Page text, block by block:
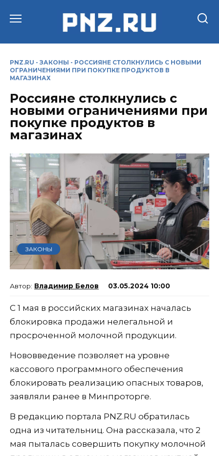
PNZ.RU - ЗАКОНЫ - РОССИЯНЕ СТОЛКНУЛИСЬ С НОВЫМИ
ОГРАНИЧЕНИЯМИ ПРИ ПОКУПКЕ ПРОДУКТОВ В
МАГАЗИНАХ
Россияне столкнулись с
новыми ограничениями при
покупке продуктов в
магазинах
ЗАКОНЫ
Владимир Белов 03.05.2024 10:00
С 1 мая в российских магазинах началась
блокировка продажи нелегальной и
просроченной молочной продукции.
Нововведение позволяет на уровне
кассового программного обеспечения
блокировать реализацию опасных товаров,
заявляли ранее в Минпроторге.
В редакцию портала PNZ.RU обратилась
одна из читательниц. Она рассказала, что 2
мая пыталась совершить покупку молочной